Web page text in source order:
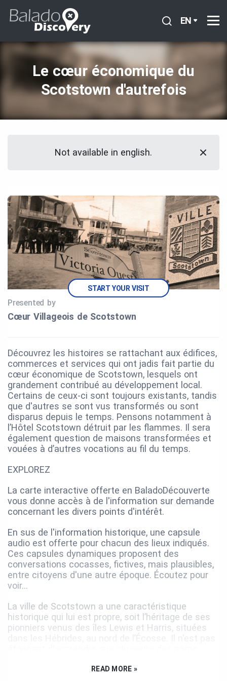
EN
Le cœur économique du
Scotstown d'autrefois
Not available in english.
START YOUR VISIT
Presented by
Cœur Villageois de Scotstown
Découvrez les histoires se rattachant aux édifices,
commerces et services qui ont jadis fait partie du
cœur économique de Scotstown, lesquels ont
grandement contribué au développement local.
Certains de ceux-ci sont toujours existants, tandis
que d'autres se sont vus transformés ou sont
disparus depuis le temps. Pensons notamment à
l’Hôtel Scotstown détruit par les flammes. Il sera
également question de maisons transformées et
vouées à d’autres vocations au fil du temps.
EXPLOREZ
La carte interactive offerte en BaladoDécouverte
vous donne accès à de l'information sur demande
concernant les divers points d'intérêt.
En sus de l'information historique, une capsule
audio est offerte pour chacun des lieux indiqués.
Ces capsules dynamiques proposent des
conversations cocasses, fictives, mais plausibles,
entre citoyens d'une autre époque. Écoutez pour
voir…
La ville de Scotstown a une caractéristique
historique qui lui est propre, soit l’héritage de ses
pionniers venus des îles Lewis et Harris, situées
écossaise ou irlandaise.READ MORE »